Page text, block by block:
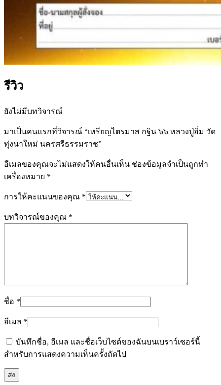
รีวิว
ยังไม่มีบทวิจารณ์
มาเป็นคนแรกที่วิจารณ์ “เหรียญไตรมาส กฐิน ๖๖ หลวงปู่อิ่ม วัด
ทุ่งนาใหม่ นครศรีธรรมราช”
อีเมลของคุณจะไม่แสดงให้คนอื่นเห็น ช่องข้อมูลจำเป็นถูกทำ
เครื่องหมาย *
การให้คะแนนของคุณ *
บทวิจารณ์ของคุณ *
ชื่อ *
อีเมล *
บันทึกชื่อ, อีเมล และชื่อเว็บไซต์ของฉันบนเบราว์เซอร์นี้
สำหรับการแสดงความเห็นครั้งถัดไป